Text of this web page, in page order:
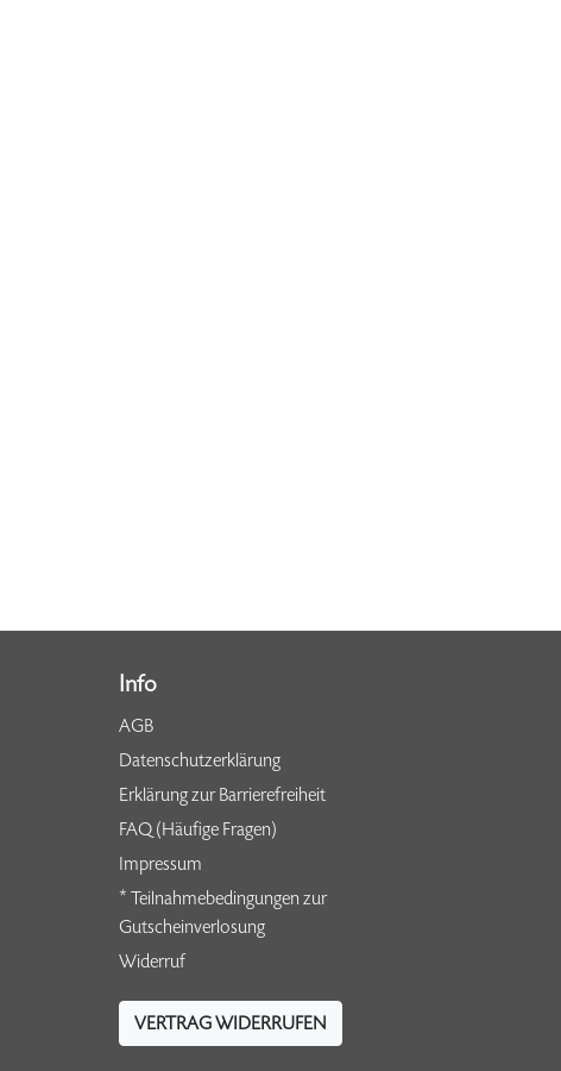
Info
AGB
Datenschutzerklärung
Erklärung zur Barrierefreiheit
FAQ (Häufige Fragen)
Impressum
* Teilnahmebedingungen zur
Gutscheinverlosung
Widerruf
VERTRAG WIDERRUFEN